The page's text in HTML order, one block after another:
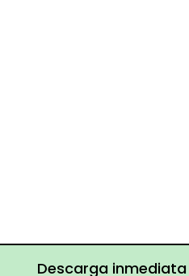
Descarga inmediata